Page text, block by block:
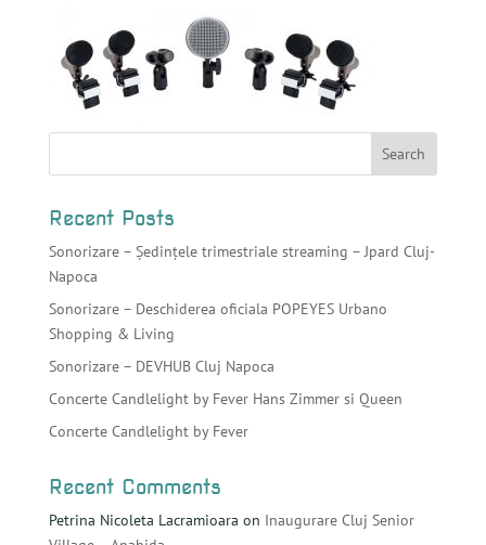
Recent Posts
Sonorizare – Ședințele trimestriale streaming – Jpard Cluj-
Napoca
Sonorizare – Deschiderea oficiala POPEYES Urbano
Shopping & Living
Sonorizare – DEVHUB Cluj Napoca
Concerte Candlelight by Fever Hans Zimmer si Queen
Concerte Candlelight by Fever
Recent Comments
Petrina Nicoleta Lacramioara on Inaugurare Cluj Senior